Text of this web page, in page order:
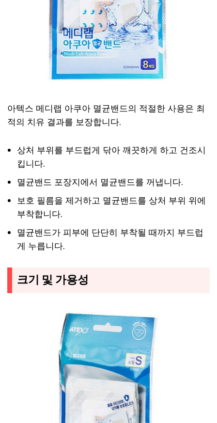
아텍스 메디랩 아쿠아 멸균밴드의 적절한 사용은 최
적의 치유 결과를 보장합니다.
상처 부위를 부드럽게 닦아 깨끗하게 하고 건조시
킵니다.
멸균밴드 포장지에서 멸균밴드를 꺼냅니다.
보호 필름을 제거하고 멸균밴드를 상처 부위 위에
부착합니다.
멸균밴드가 피부에 단단히 부착될 때까지 부드럽
게 누릅니다.
크기 및 가용성